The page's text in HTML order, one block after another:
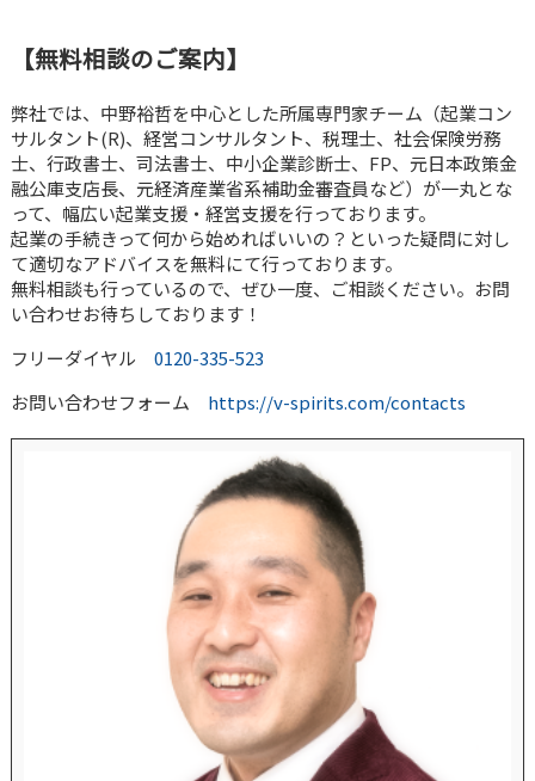
【無料相談のご案内】
弊社では、中野裕哲を中心とした所属専門家チーム（起業コン
サルタント(R)、経営コンサルタント、税理士、社会保険労務
士、行政書士、司法書士、中小企業診断士、FP、元日本政策金
融公庫支店長、元経済産業省系補助金審査員など）が一丸とな
って、幅広い起業支援・経営支援を行っております。
起業の手続きって何から始めればいいの？といった疑問に対し
て適切なアドバイスを無料にて行っております。
無料相談も行っているので、ぜひ一度、ご相談ください。お問
い合わせお待ちしております！
フリーダイヤル 0120-335-523
お問い合わせフォーム https://v-spirits.com/contacts